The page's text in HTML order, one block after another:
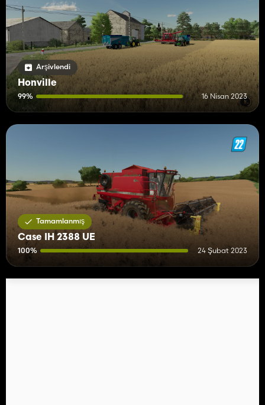
Arşivlendi
Honville
99% 16 Nisan 2023
Tamamlanmış
Case IH 2388 UE
100% 24 Şubat 2023